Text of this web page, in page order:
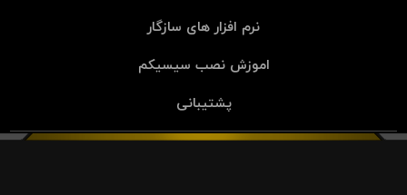
نرم افزار های سازگار
اموزش نصب سیسیکم
پشتیبانی